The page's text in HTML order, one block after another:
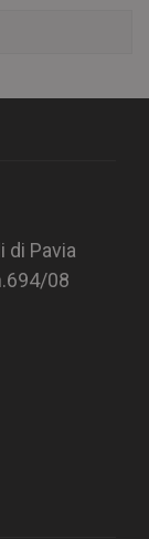
di Pavia
08